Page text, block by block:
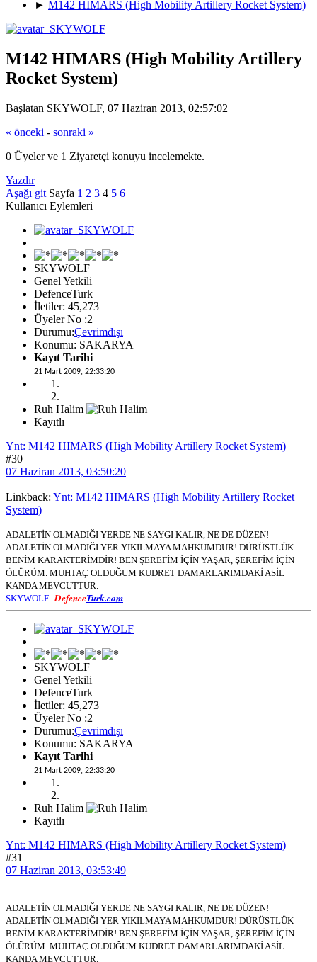
► M142 HIMARS (High Mobility Artillery Rocket System)
M142 HIMARS (High Mobility Artillery
Rocket System)
Başlatan SKYWOLF, 07 Haziran 2013, 02:57:02
« önceki - sonraki »
0 Üyeler ve 1 Ziyaretçi konuyu incelemekte.
Yazdır
Aşağı git Sayfa 1 2 3 4 5 6
Kullanıcı Eylemleri
SKYWOLF
Genel Yetkili
DefenceTurk
İletiler: 45,273
Üyeler No :2
Durumu:Çevrimdışı
Konumu: SAKARYA
Kayıt Tarihi
21 Mart 2009, 22:33:20
Ruh Halim
Kayıtlı
Ynt: M142 HIMARS (High Mobility Artillery Rocket System)
#30
07 Haziran 2013, 03:50:20
Linkback: Ynt: M142 HIMARS (High Mobility Artillery Rocket
System)
ADALETİN OLMADIĞI YERDE NE SAYGI KALIR, NE DE DÜZEN!
ADALETİN OLMADIĞI YER YIKILMAYA MAHKUMDUR! DÜRÜSTLÜK
BENİM KARAKTERİMDİR! BEN ŞEREFİM İÇİN YAŞAR, ŞEREFİM İÇİN
ÖLÜRÜM. MUHTAÇ OLDUĞUM KUDRET DAMARLARIMDAKİ ASİL
KANDA MEVCUTTUR.
SKYWOLF... DefenceTurk.com
SKYWOLF
Genel Yetkili
DefenceTurk
İletiler: 45,273
Üyeler No :2
Durumu:Çevrimdışı
Konumu: SAKARYA
Kayıt Tarihi
21 Mart 2009, 22:33:20
Ruh Halim
Kayıtlı
Ynt: M142 HIMARS (High Mobility Artillery Rocket System)
#31
07 Haziran 2013, 03:53:49
ADALETİN OLMADIĞI YERDE NE SAYGI KALIR, NE DE DÜZEN!
ADALETİN OLMADIĞI YER YIKILMAYA MAHKUMDUR! DÜRÜSTLÜK
BENİM KARAKTERİMDİR! BEN ŞEREFİM İÇİN YAŞAR, ŞEREFİM İÇİN
ÖLÜRÜM. MUHTAÇ OLDUĞUM KUDRET DAMARLARIMDAKİ ASİL
KANDA MEVCUTTUR.